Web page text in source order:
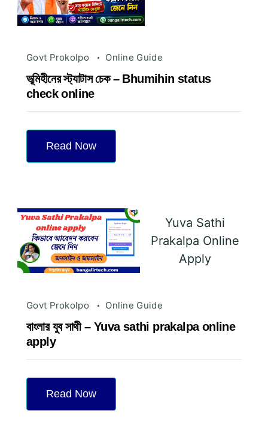
Govt Prokolpo Online Guide
ভূমিহীনের স্ট্যাটাস চেক – Bhumihin status
check online
Read Now
Yuva Sathi
Prakalpa Online
Apply
Govt Prokolpo Online Guide
বাংলার যুব সাথী – Yuva sathi prakalpa online
apply
Read Now